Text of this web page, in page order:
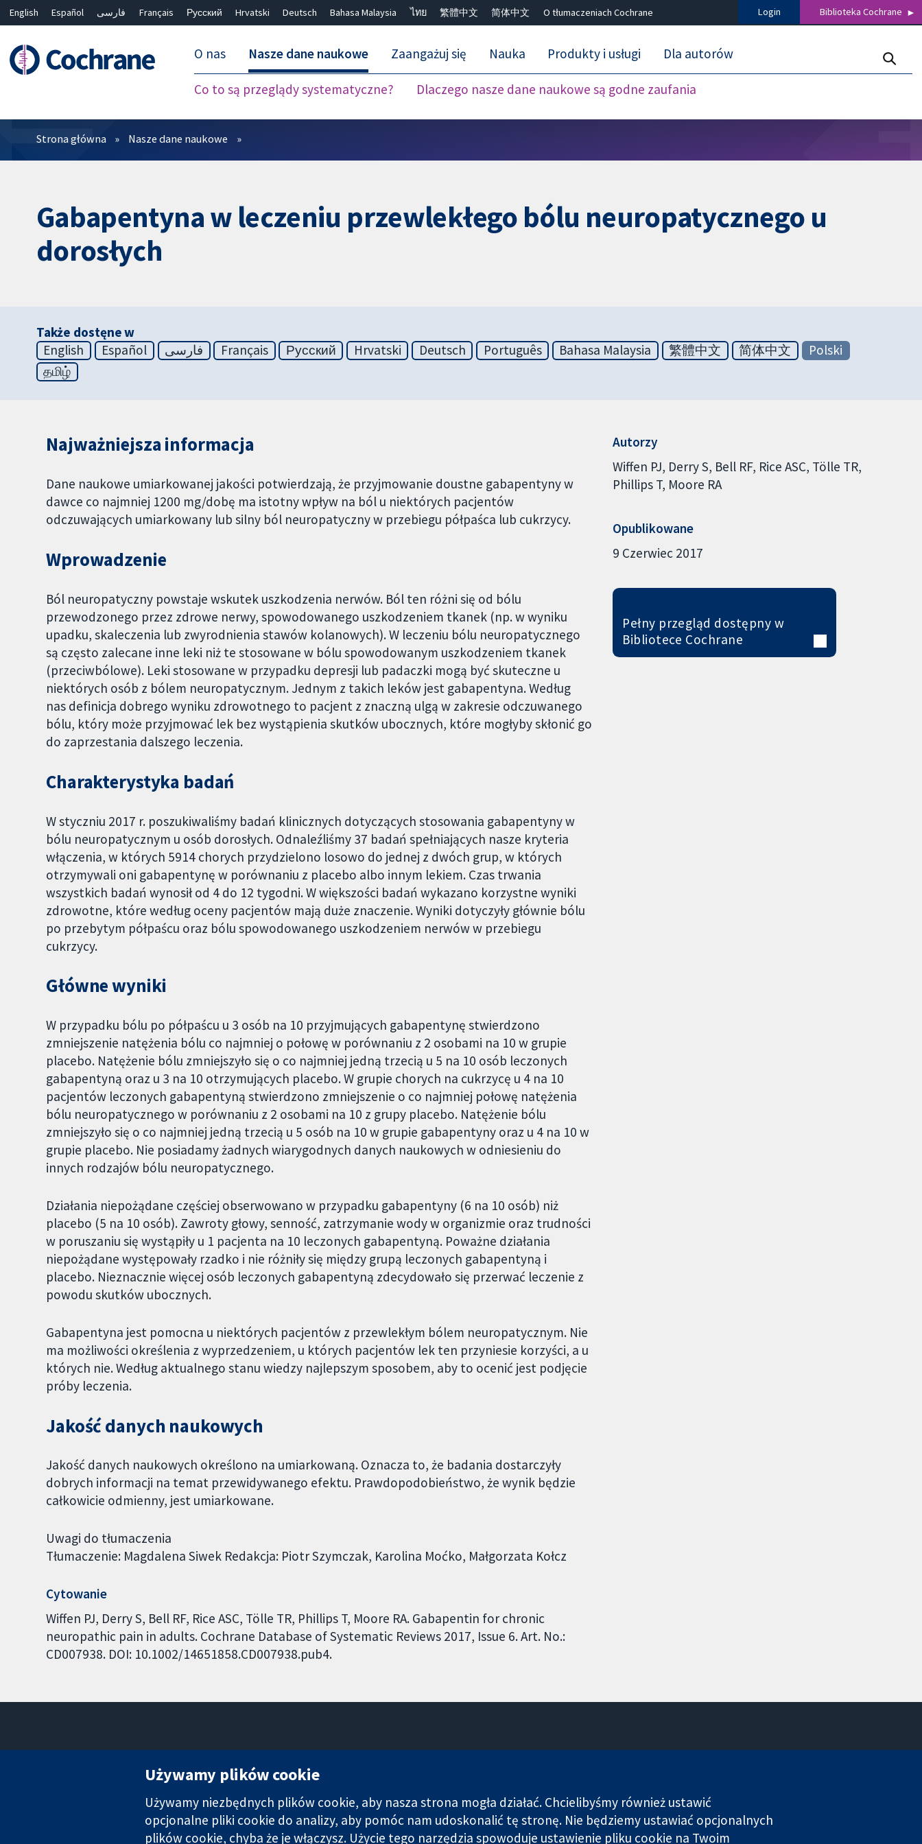
English Español فارسی Français Русский Hrvatski Deutsch Bahasa Malaysia ไทย 繁體中文 简体中文 O tłumaczeniach Cochrane Login Biblioteka Cochrane
O nas Nasze dane naukowe
Co to są przeglądy systematyczne? Dlaczego nasze dane naukowe są godne zaufania
Zaangażuj się Nauka Produkty i usługi Dla autorów
Filtry
Strona główna Nasze dane naukowe
Gabapentyna w leczeniu przewlekłego bólu neuropatycznego u
dorosłych
Także dostęne w
English
Español فارسی Français Русский Hrvatski Deutsch Português Bahasa Malaysia 繁體中文 简体中文
Polski
தமிழ்
Najważniejsza informacja
Dane naukowe umiarkowanej jakości potwierdzają, że przyjmowanie doustne gabapentyny w
dawce co najmniej 1200 mg/dobę ma istotny wpływ na ból u niektórych pacjentów
odczuwających umiarkowany lub silny ból neuropatyczny w przebiegu półpaśca lub cukrzycy.
Wprowadzenie
Ból neuropatyczny powstaje wskutek uszkodzenia nerwów. Ból ten różni się od bólu
przewodzonego przez zdrowe nerwy, spowodowanego uszkodzeniem tkanek (np. w wyniku
upadku, skaleczenia lub zwyrodnienia stawów kolanowych). W leczeniu bólu neuropatycznego
są często zalecane inne leki niż te stosowane w bólu spowodowanym uszkodzeniem tkanek
(przeciwbólowe). Leki stosowane w przypadku depresji lub padaczki mogą być skuteczne u
niektórych osób z bólem neuropatycznym. Jednym z takich leków jest gabapentyna. Według
nas definicja dobrego wyniku zdrowotnego to pacjent z znaczną ulgą w zakresie odczuwanego
bólu, który może przyjmować lek bez wystąpienia skutków ubocznych, które mogłyby skłonić go
do zaprzestania dalszego leczenia.
Charakterystyka badań
W styczniu 2017 r. poszukiwaliśmy badań klinicznych dotyczących stosowania gabapentyny w
bólu neuropatycznym u osób dorosłych. Odnaleźliśmy 37 badań spełniających nasze kryteria
włączenia, w których 5914 chorych przydzielono losowo do jednej z dwóch grup, w których
otrzymywali oni gabapentynę w porównaniu z placebo albo innym lekiem. Czas trwania
wszystkich badań wynosił od 4 do 12 tygodni. W większości badań wykazano korzystne wyniki
zdrowotne, które według oceny pacjentów mają duże znaczenie. Wyniki dotyczyły głównie bólu
po przebytym półpaścu oraz bólu spowodowanego uszkodzeniem nerwów w przebiegu
cukrzycy.
Główne wyniki
W przypadku bólu po półpaścu u 3 osób na 10 przyjmujących gabapentynę stwierdzono
zmniejszenie natężenia bólu co najmniej o połowę w porównaniu z 2 osobami na 10 w grupie
placebo. Natężenie bólu zmniejszyło się o co najmniej jedną trzecią u 5 na 10 osób leczonych
gabapentyną oraz u 3 na 10 otrzymujących placebo. W grupie chorych na cukrzycę u 4 na 10
pacjentów leczonych gabapentyną stwierdzono zmniejszenie o co najmniej połowę natężenia
bólu neuropatycznego w porównaniu z 2 osobami na 10 z grupy placebo. Natężenie bólu
zmniejszyło się o co najmniej jedną trzecią u 5 osób na 10 w grupie gabapentyny oraz u 4 na 10 w
grupie placebo. Nie posiadamy żadnych wiarygodnych danych naukowych w odniesieniu do
innych rodzajów bólu neuropatycznego.
Działania niepożądane częściej obserwowano w przypadku gabapentyny (6 na 10 osób) niż
placebo (5 na 10 osób). Zawroty głowy, senność, zatrzymanie wody w organizmie oraz trudności
w poruszaniu się wystąpiły u 1 pacjenta na 10 leczonych gabapentyną. Poważne działania
niepożądane występowały rzadko i nie różniły się między grupą leczonych gabapentyną i
placebo. Nieznacznie więcej osób leczonych gabapentyną zdecydowało się przerwać leczenie z
powodu skutków ubocznych.
Gabapentyna jest pomocna u niektórych pacjentów z przewlekłym bólem neuropatycznym. Nie
ma możliwości określenia z wyprzedzeniem, u których pacjentów lek ten przyniesie korzyści, a u
których nie. Według aktualnego stanu wiedzy najlepszym sposobem, aby to ocenić jest podjęcie
próby leczenia.
Jakość danych naukowych
Jakość danych naukowych określono na umiarkowaną. Oznacza to, że badania dostarczyły
dobrych informacji na temat przewidywanego efektu. Prawdopodobieństwo, że wynik będzie
całkowicie odmienny, jest umiarkowane.
Uwagi do tłumaczenia
Tłumaczenie: Magdalena Siwek Redakcja: Piotr Szymczak, Karolina Moćko, Małgorzata Kołcz
Cytowanie
Wiffen PJ, Derry S, Bell RF, Rice ASC, Tölle TR, Phillips T, Moore RA. Gabapentin for chronic
neuropathic pain in adults. Cochrane Database of Systematic Reviews 2017, Issue 6. Art. No.:
CD007938. DOI: 10.1002/14651858.CD007938.pub4.
Autorzy
Wiffen PJ Derry S Bell RF Rice ASC Tölle TR
Phillips T Moore RA
Opublikowane
9 Czerwiec 2017
Pełny przegląd dostępny w
Bibliotece Cochrane
Londyn
Wielka Brytania
O nas
Praca
Cochrane Library
Używamy plików cookie
Używamy niezbędnych plików cookie, aby nasza strona mogła działać. Chcielibyśmy również ustawić
opcjonalne pliki cookie do analizy, aby pomóc nam udoskonalić tę stronę. Nie będziemy ustawiać opcjonalnych
plików cookie, chyba że je włączysz. Użycie tego narzędzia spowoduje ustawienie pliku cookie na Twoim